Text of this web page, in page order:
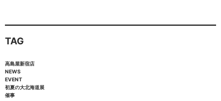
TAG
高島屋新宿店
NEWS
EVENT
初夏の大北海道展
催事